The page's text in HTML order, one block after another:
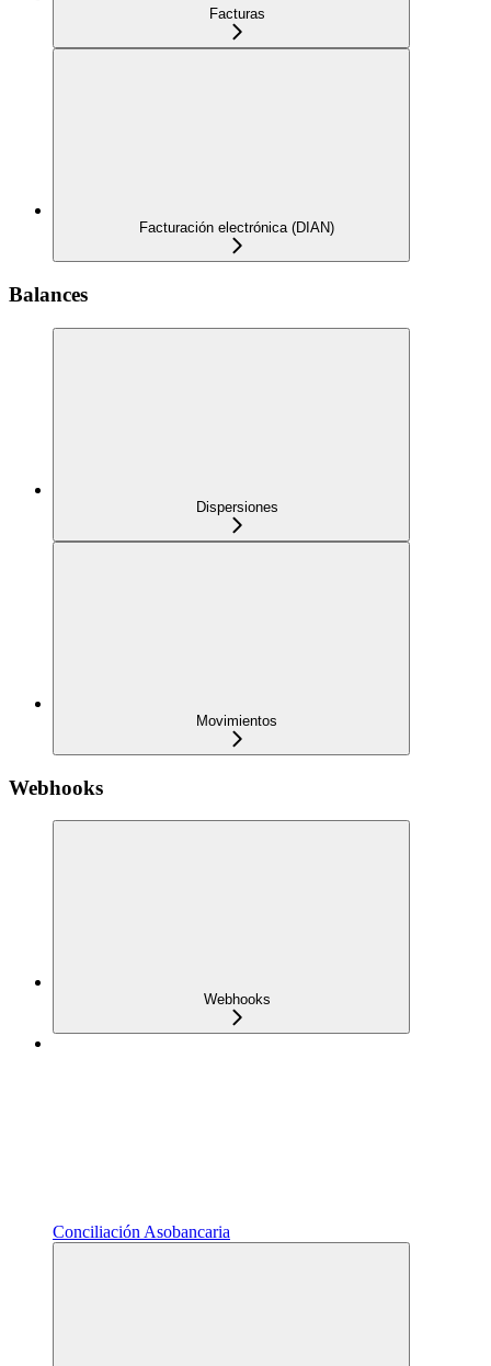
Facturas
Facturación electrónica (DIAN)
Balances
Dispersiones
Movimientos
Webhooks
Webhooks
Conciliación Asobancaria